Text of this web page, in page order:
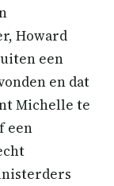
Howard
een
en dat
Michelle te
een